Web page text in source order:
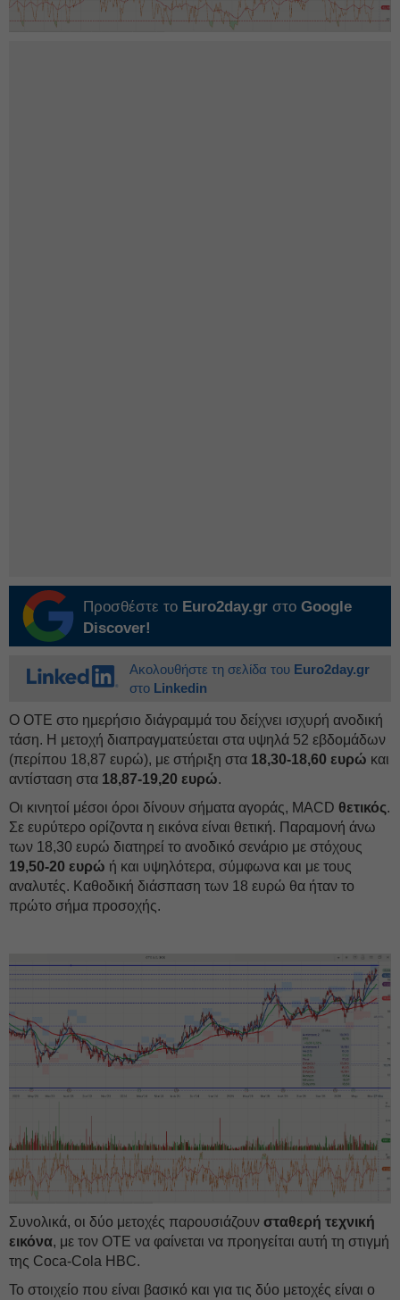
Προσθέστε το Euro2day.gr στο Google
Discover!
Ακολουθήστε τη σελίδα του Euro2day.gr
στο Linkedin
Ο ΟΤE στο ημερήσιο διάγραμμά του δείχνει ισχυρή ανοδική
τάση. Η μετοχή διαπραγματεύεται στα υψηλά 52 εβδομάδων
(περίπου 18,87 ευρώ), με στήριξη στα 18,30-18,60 ευρώ και
αντίσταση στα 18,87-19,20 ευρώ.
Οι κινητοί μέσοι όροι δίνουν σήματα αγοράς, MACD θετικός.
Σε ευρύτερο ορίζοντα η εικόνα είναι θετική. Παραμονή άνω
των 18,30 ευρώ διατηρεί το ανοδικό σενάριο με στόχους
19,50-20 ευρώ ή και υψηλότερα, σύμφωνα και με τους
αναλυτές. Καθοδική διάσπαση των 18 ευρώ θα ήταν το
πρώτο σήμα προσοχής.
Συνολικά, οι δύο μετοχές παρουσιάζουν σταθερή τεχνική
εικόνα, με τον ΟΤE να φαίνεται να προηγείται αυτή τη στιγμή
της Coca-Cola HBC.
Το στοιχείο που είναι βασικό και για τις δύο μετοχές είναι ο